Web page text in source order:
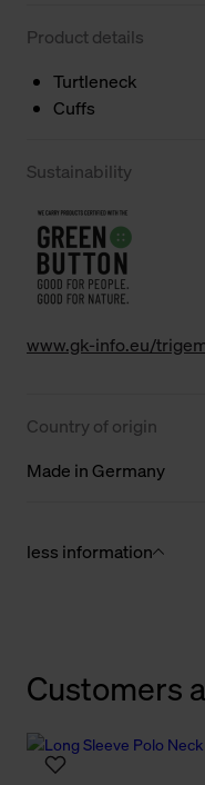
Product details
Turtleneck
Cuffs
Sustainability
www.gk-info.eu/
Country of origin
Made in Germany
less information
Customers